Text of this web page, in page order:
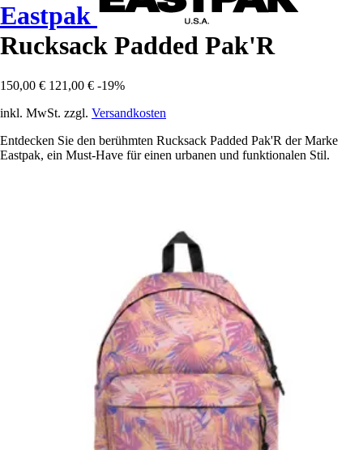
Eastpak
Rucksack Padded Pak'R
150,00 € 121,00 € -19%
inkl. MwSt. zzgl. Versandkosten
Entdecken Sie den berühmten Rucksack Padded Pak'R der Marke
Eastpak, ein Must-Have für einen urbanen und funktionalen Stil.